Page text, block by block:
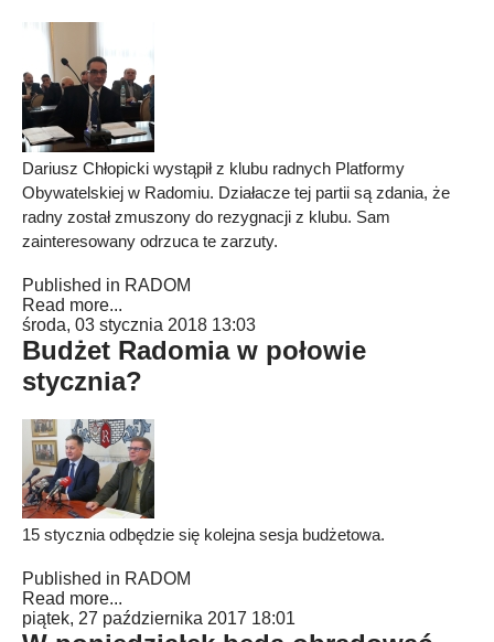
Dariusz Chłopicki wystąpił z klubu radnych Platformy
Obywatelskiej w Radomiu. Działacze tej partii są zdania, że
radny został zmuszony do rezygnacji z klubu. Sam
zainteresowany odrzuca te zarzuty.
Published in RADOM
Read more...
środa, 03 stycznia 2018 13:03
Budżet Radomia w połowie
stycznia?
15 stycznia odbędzie się kolejna sesja budżetowa.
Published in RADOM
Read more...
piątek, 27 października 2017 18:01